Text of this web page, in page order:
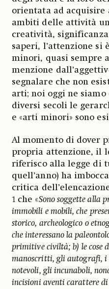
orientata ad
ambiti delle attività
creatività,
saperi, l’attenzione si
minori, quasi sempre
menzione
segnalare che non
arti; noi oggi ne
diversi secoli le
e «arti minori» sono
Al momento di dover
propria attenzione, il
riferisco alla legge di
quell’anno) ha
critica
1 che «Sono soggette alla
immobili e mobili, che
storico, archeologico o
che interessano la
primitive civiltà; b) le cose
manoscritti, gli autografi, i
notevoli, gli incunaboli,
incisioni aventi carattere